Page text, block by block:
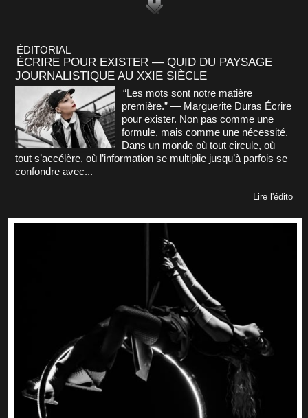
ÉDITORIAL
ÉCRIRE POUR EXISTER — QUID DU PAYSAGE
JOURNALISTIQUE AU XXIE SIÈCLE
“Les mots sont notre matière
première.” — Marguerite Duras Écrire
pour exister. Non pas comme une
formule, mais comme une nécessité.
Dans un monde où tout circule, où
tout s’accélère, où l’information se multiplie jusqu’à parfois se
confondre avec...
Lire l'édito